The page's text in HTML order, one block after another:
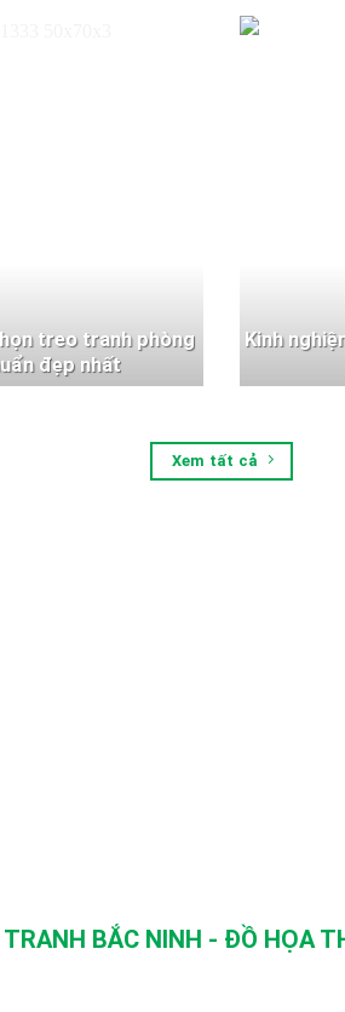
treo tranh phòng
đẹp nhất
Kinh
Xem tất cả
BẮC NINH - ĐỒ HỌA